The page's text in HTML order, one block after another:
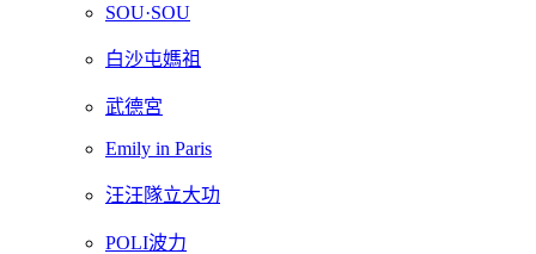
SOU·SOU
白沙屯媽祖
武德宮
Emily in Paris
汪汪隊立大功
POLI波力